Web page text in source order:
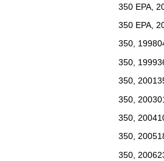
350 EPA,
350 EPA,
350,
350,
350,
350,
350,
350,
350,